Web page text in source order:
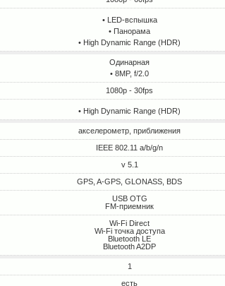
• LED-вспышка
• Панорама
• High Dynamic Range (HDR)
Одинарная
• 8MP, f/2.0
1080p - 30fps
• High Dynamic Range (HDR)
акселерометр, приближения
IEEE 802.11 a/b/g/n
v 5.1
GPS, A-GPS, GLONASS, BDS
USB OTG
FM-приемник
Wi-Fi Direct
Wi-Fi точка доступа
Bluetooth LE
Bluetooth A2DP
1
есть